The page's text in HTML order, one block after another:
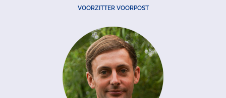
VOORZITTER VOORPOST